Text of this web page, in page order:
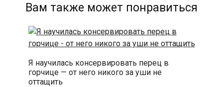
Вам также может понравиться
Я научилась консервировать перец в
горчице — от него никого за уши не
оттащить